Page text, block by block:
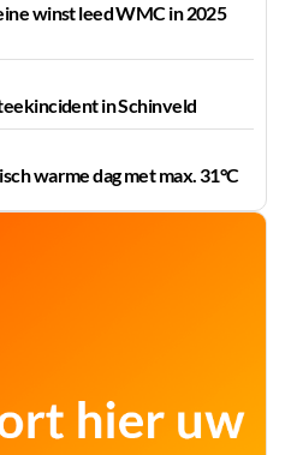
winst leed WMC in 2025
in Schinveld
warme dag met max. 31°C